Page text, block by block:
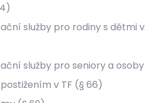
služby pro rodiny s dětmi v
služby pro seniory a osoby
v TF (§ 66)